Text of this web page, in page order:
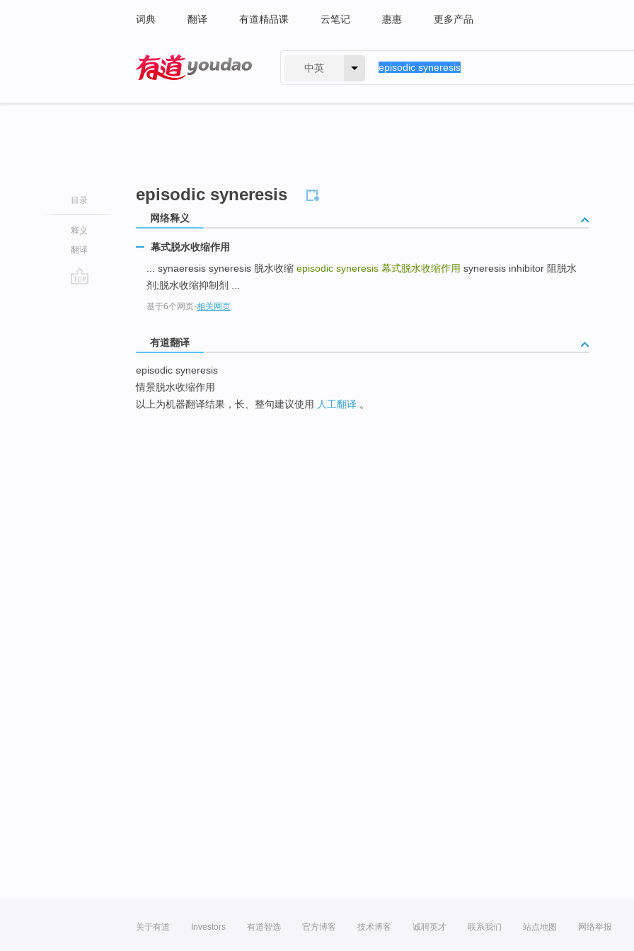
词典 翻译 有道精品课 云笔记 惠惠 更多产品
中英
目录
释义
翻译
episodic syneresis
网络释义
幕式脱水收缩作用
... synaeresis syneresis 脱水收缩 episodic syneresis 幕式脱水收缩作用 syneresis inhibitor 阻脱水
剂;脱水收缩抑制剂 ...
基于6个网页-相关网页
有道翻译
episodic syneresis
情景脱水收缩作用
以上为机器翻译结果，长、整句建议使用 人工翻译 。
关于有道 Investors 有道智选 官方博客 技术博客 诚聘英才 联系我们 站点地图 网络举报